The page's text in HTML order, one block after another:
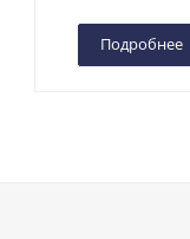
Подробнее